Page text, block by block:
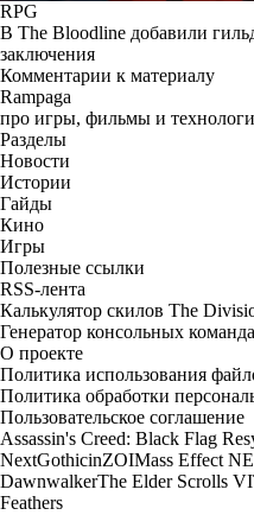
RPG
В The Bloodline добавили
заключения
Комментарии к материалу
Rampaga
про игры, фильмы и
Разделы
Новости
Истории
Гайды
Кино
Игры
Полезные ссылки
RSS-лента
Калькулятор скилов The
Генератор консольных
О проекте
Политика использования
Политика обработки
Пользовательское соглашение
Assassin's Creed: Black Flag
NextGothicinZOIMass Effect
DawnwalkerThe Elder Scrolls VI
Feathers